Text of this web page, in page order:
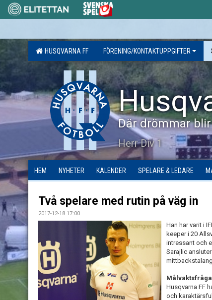
HUSQVARNA FF FÖRENING/KONTAKTUPPGIFTER
Där drömmar
Herr Div 1
HEM NYHETER KALENDER SPELARE & LEDARE
Två spelare med rutin på väg in
2017-12-18 17:00
Han har varit i
keeper i 20
intressant och
Sarajlic
Husqvarna FF
och